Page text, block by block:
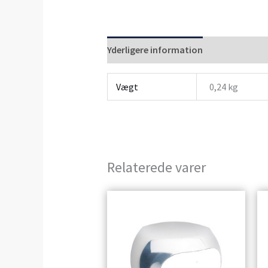
Yderligere information
Vægt 0,24 kg
Relaterede varer